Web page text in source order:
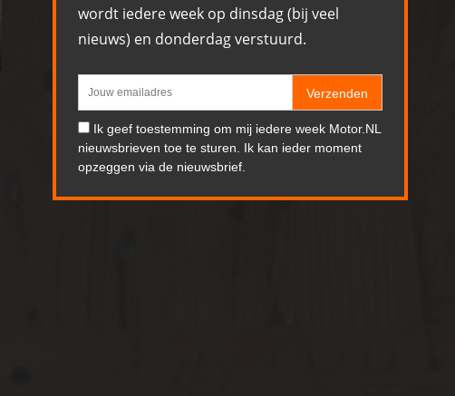
wordt iedere week op dinsdag (bij veel
nieuws) en donderdag verstuurd.
Verzenden
Ik geef toestemming om mij iedere week Motor.NL
nieuwsbrieven toe te sturen. Ik kan ieder moment
opzeggen via de nieuwsbrief.